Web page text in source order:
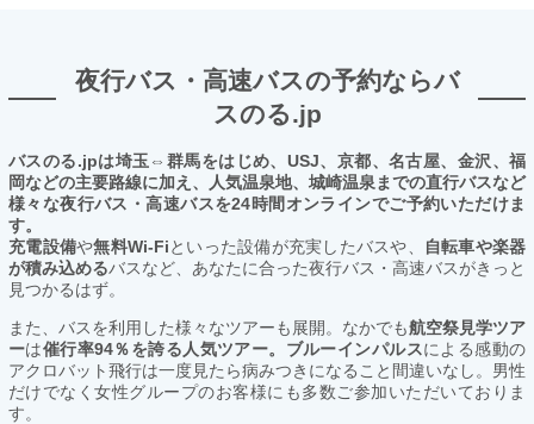
夜行バス・高速バスの予約ならバ
スのる.jp
バスのる.jpは埼玉⇔群馬をはじめ、USJ、京都、名古屋、金沢、福
岡などの主要路線に加え、人気温泉地、城崎温泉までの直行バスなど
様々な夜行バス・高速バスを24時間オンラインでご予約いただけま
す。
充電設備や無料Wi-Fiといった設備が充実したバスや、
自転車や楽器
が積み込めるバスなど、あなたに合った夜行バス・高速バスがきっと
見つかるはず。
また、バスを利用した様々なツアーも展開。なかでも航空祭見学ツア
ーは催行率94％を誇る人気ツアー。ブルーインパルスによる感動の
アクロバット飛行は一度見たら病みつきになること間違いなし。男性
だけでなく女性グループのお客様にも多数ご参加いただいておりま
す。